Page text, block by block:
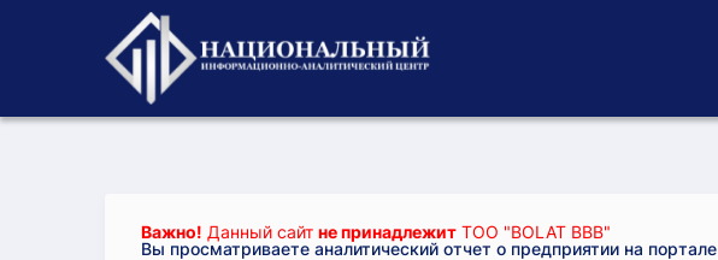
Важно! Данный сайт не принадлежит ТОО "BOLAT BBB"
Вы просматриваете аналитический отчет о предприятии на портале